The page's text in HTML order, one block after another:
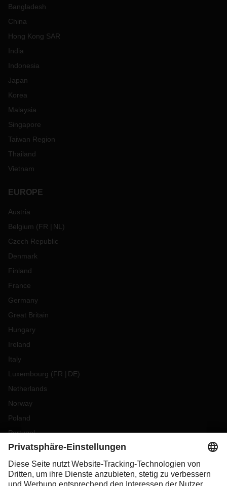
Bangladesh
China
Hong Kong SAR
India
Indonesia
Japan
Korea
Malaysia
Singapore
Taiwan Region
Thailand
Vietnam
EUROPE
Austria
Belgium (FR NL)
Czech Republic
Denmark
Finland
France
Germany
Great Britain
Hungary
Ireland
Italy
Luxembourg (FR DE)
Netherlands
Norway
Poland
Portugal
Romania
Slovakia
Spain